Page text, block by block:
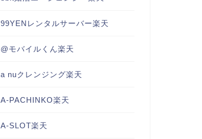
99YENレンタルサーバー楽天
@モバイルくん楽天
a nuクレンジング楽天
A-PACHINKO楽天
A-SLOT楽天